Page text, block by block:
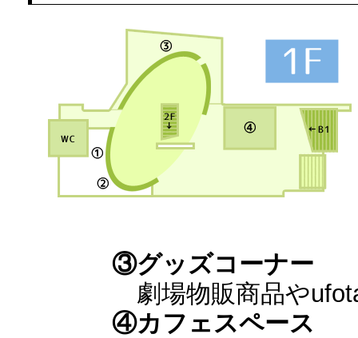
③グッズコーナー
劇場物販商品や
④カフェスペース